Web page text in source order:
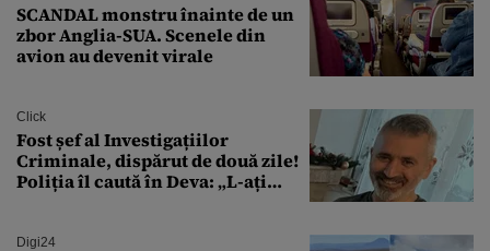
SCANDAL monstru înainte de un
zbor Anglia-SUA. Scenele din
avion au devenit virale
Click
Fost șef al Investigațiilor
Criminale, dispărut de două zile!
Poliția îl caută în Deva: „L-ați
Digi24